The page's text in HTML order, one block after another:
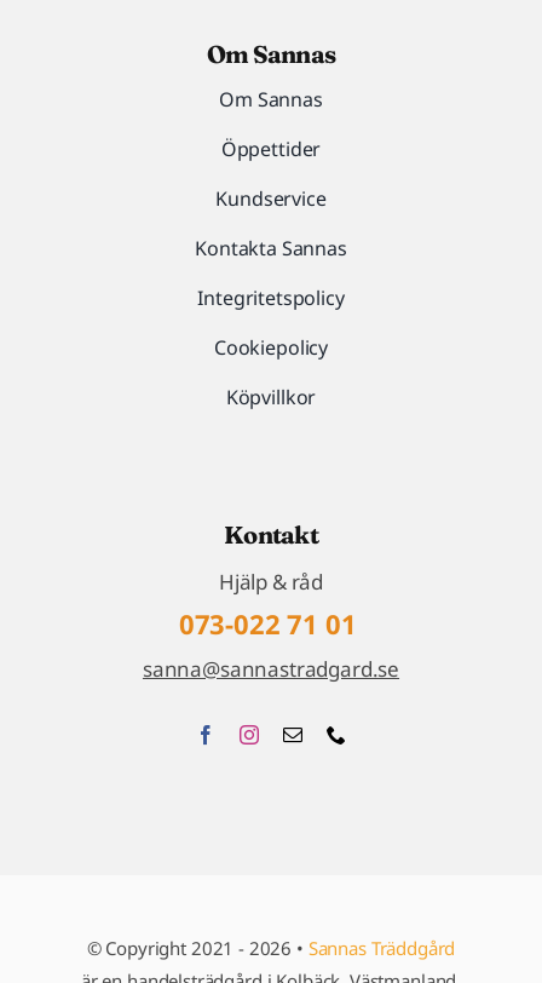
Om Sannas
Om Sannas
Öppettider
Kundservice
Kontakta Sannas
Integritetspolicy
Cookiepolicy
Köpvillkor
Kontakt
Hjälp & råd
073-022 71 01
sanna@sannastradgard.se
© Copyright 2021 - 2026 • Sannas Träddgård